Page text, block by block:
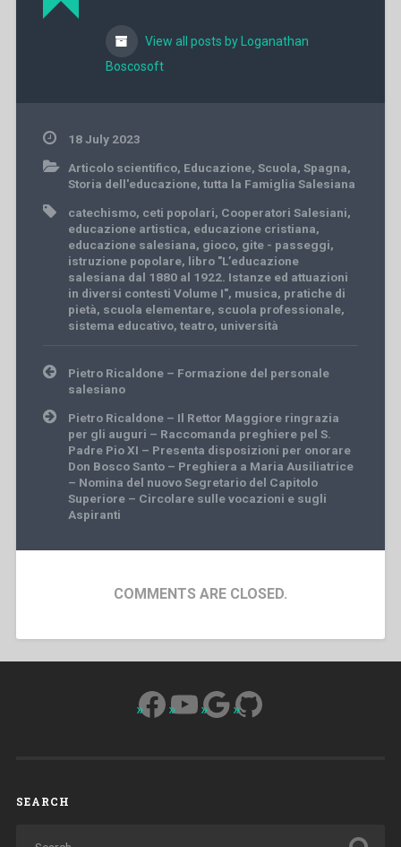
View all posts by Loganathan
Boscosoft
18 July 2023
Articolo scientifico, Educazione, Scuola, Spagna,
Storia dell'educazione, tutta la Famiglia Salesiana
catechismo, ceti popolari, Cooperatori Salesiani,
educazione artistica, educazione cristiana,
educazione salesiana, gioco, gite - passeggi,
istruzione popolare, libro "L’educazione
salesiana dal 1880 al 1922. Istanze ed attuazioni
in diversi contesti Volume I", musica, pratiche di
pietà, scuola elementare, scuola professionale,
sistema educativo, teatro, università
Post
navigation
Pietro Ricaldone – Formazione del personale
salesiano
Pietro Ricaldone – Il Rettor Maggiore ringrazia
per gli auguri – Raccomanda preghiere pel S.
Padre Pio XI – Presenta disposizioni per onorare
Don Bosco Santo – Preghiera a Maria Ausiliatrice
– Nomina del nuovo Segretario del Capitolo
Superiore – Circolare sulle vocazioni e sugli
Aspiranti
COMMENTS ARE CLOSED.
Facebook
YouTube
Google
GitHub
SEARCH